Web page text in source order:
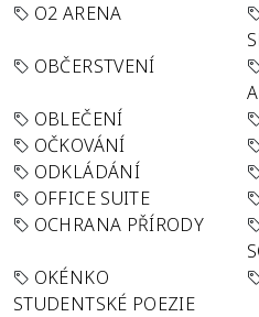
O2 ARENA
OBČERSTVENÍ
OBLEČENÍ
OČKOVÁNÍ
ODKLÁDÁNÍ
OFFICE SUITE
OCHRANA PŘÍRODY
OKÉNKO
STUDENTSKÉ POEZIE